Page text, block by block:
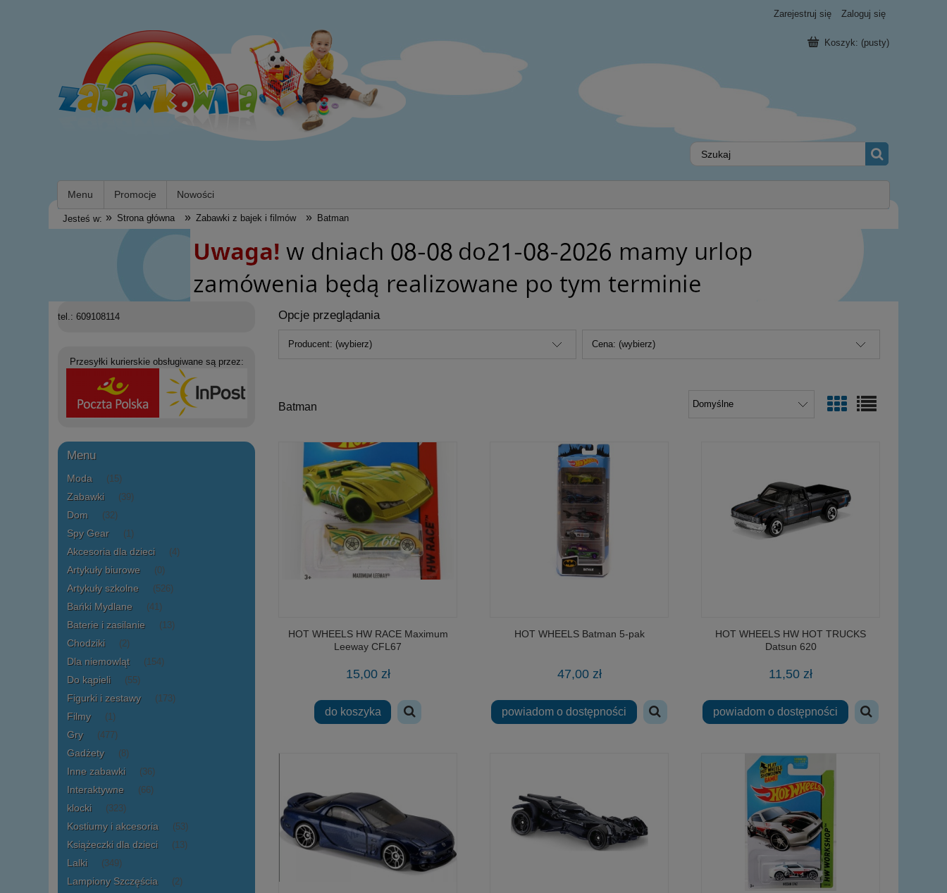
Zarejestruj się Zaloguj się
Koszyk: (pusty)
Menu Promocje Nowości
Jesteś w: » Strona główna » Zabawki z bajek i filmów » Batman
tel.: 609108114
Przesyłki kurierskie obsługiwane są przez:
Menu
Moda (15)
Zabawki (39)
Dom (32)
Spy Gear (1)
Akcesoria dla dzieci (4)
Artykuły biurowe (0)
Artykuły szkolne (526)
Bańki Mydlane (41)
Baterie i zasilanie (13)
Chodziki (2)
Dla niemowląt (154)
Do kąpieli (55)
Figurki i zestawy (173)
Filmy (1)
Gry (477)
Gadżety (8)
Inne zabawki (36)
Interaktywne (66)
klocki (323)
Kostiumy i akcesoria (53)
Książeczki dla dzieci (13)
Lalki (349)
Lampiony Szczęścia (2)
Opcje przeglądania
Producent: (wybierz) Cena: (wybierz)
Batman
HOT WHEELS HW RACE Maximum
Leeway CFL67
15,00 zł
do koszyka
HOT WHEELS Batman 5-pak
47,00 zł
powiadom o dostępności
HOT WHEELS HW HOT TRUCKS
Datsun 620
11,50 zł
powiadom o dostępności